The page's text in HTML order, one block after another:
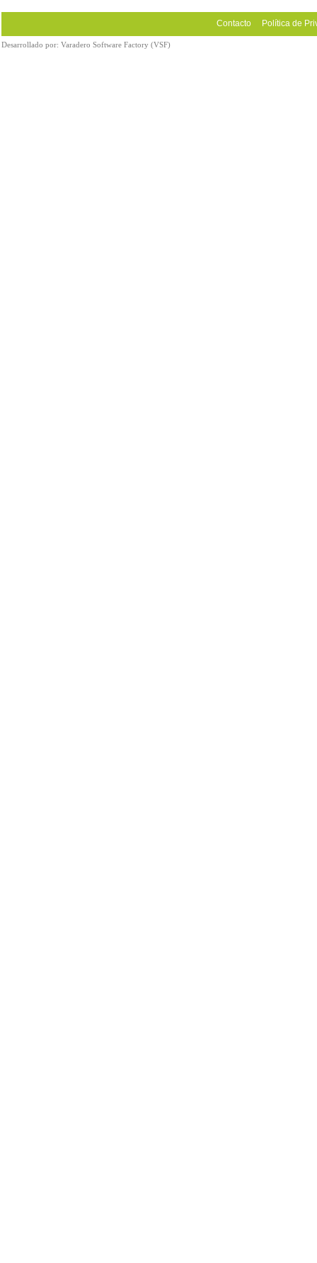
Contacto Política de
Desarrollado por: Varadero Software Factory (VSF)